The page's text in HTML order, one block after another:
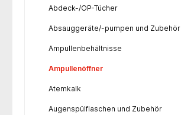
Abdeck-/OP-Tücher
Absauggeräte/-pumpen und Zubehör
Ampullenbehältnisse
Ampullenöffner
Atemkalk
Augenspülflaschen und Zubehör